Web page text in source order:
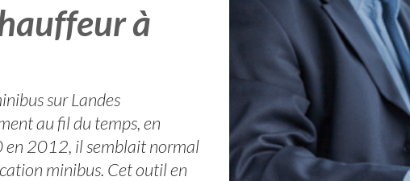
à
sur Landes
au fil du temps, en
2012, il semblait normal
minibus. Cet outil en